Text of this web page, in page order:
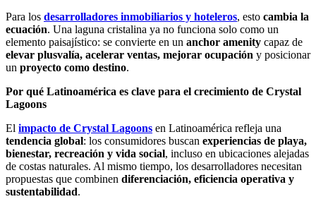
Para los desarrolladores inmobiliarios y hoteleros, esto cambia la
ecuación. Una laguna cristalina ya no funciona solo como un
elemento paisajístico: se convierte en un anchor amenity capaz de
elevar plusvalía, acelerar ventas, mejorar ocupación y posicionar
un proyecto como destino.
Por qué Latinoamérica es clave para el crecimiento de Crystal
Lagoons
El impacto de Crystal Lagoons en Latinoamérica refleja una
tendencia global: los consumidores buscan experiencias de playa,
bienestar, recreación y vida social, incluso en ubicaciones alejadas
de costas naturales. Al mismo tiempo, los desarrolladores necesitan
propuestas que combinen diferenciación, eficiencia operativa y
sustentabilidad.